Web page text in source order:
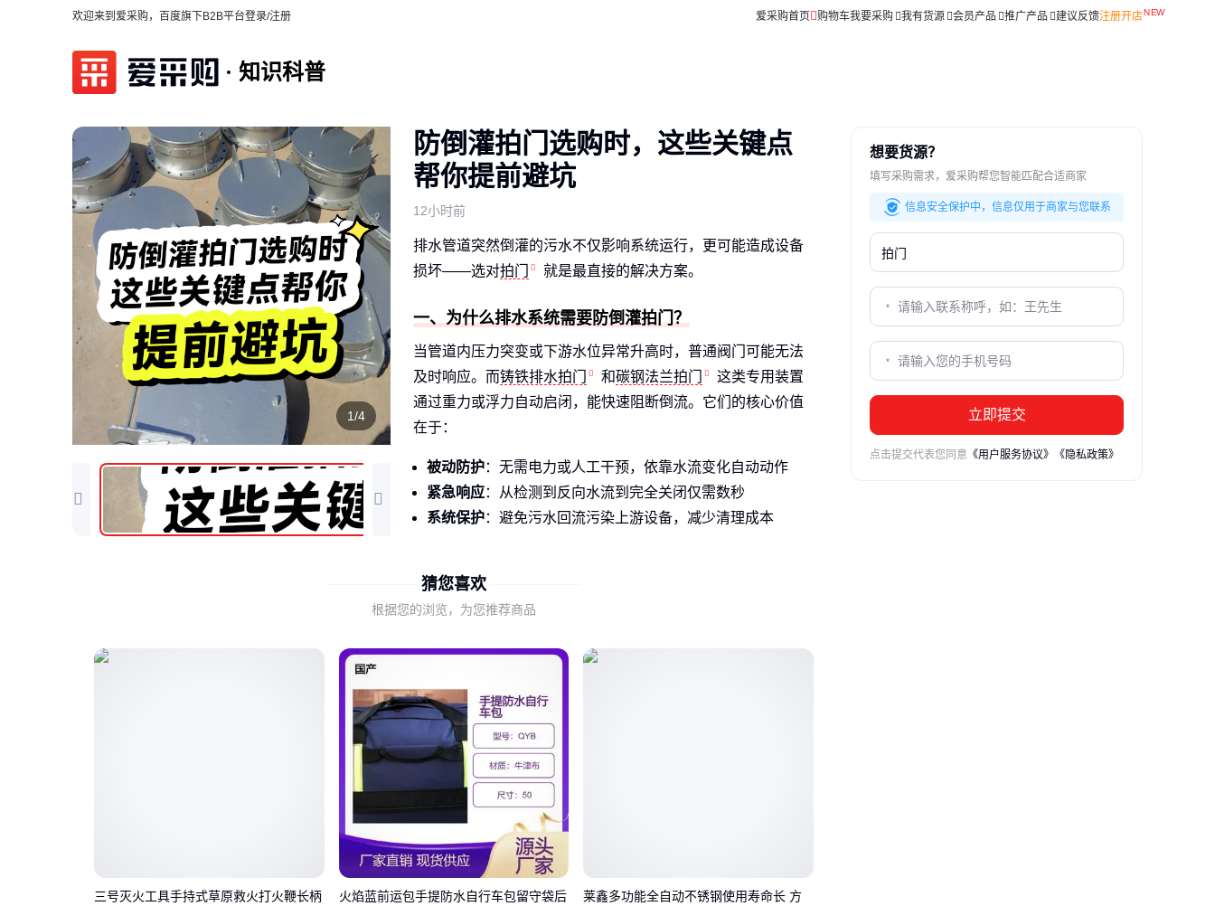
欢迎来到爱采购，百度旗下B2B平台登录/注册 爱采购首页 购物车我要采购 我有货源 会员产品 推广产品 建议反馈注册开店
知识科普
1/4
防倒灌拍门选购时，这些关键点
帮你提前避坑
12小时前
排水管道突然倒灌的污水不仅影响系统运行，更可能造成设备
损坏——选对拍门 就是最直接的解决方案。
一、为什么排水系统需要防倒灌拍门？
当管道内压力突变或下游水位异常升高时，普通阀门可能无法
及时响应。而铸铁排水拍门 和碳钢法兰拍门
这类专用装置
通过重力或浮力自动启闭，能快速阻断倒流。它们的核心价值
在于：
被动防护：无需电力或人工干预，依靠水流变化自动动作
紧急响应：从检测到反向水流到完全关闭仅需数秒
系统保护：避免污水回流污染上游设备，减少清理成本
丝"的作用更为关键。🔧 防倒灌的本质是给排水系统加一道安全
冗余。
二、防倒灌拍门的工作原理与核心优势
主流拍门通过三种机制实现防倒灌功能。以
其铰链结构允许门板单向旋转：正向水流推开阀门，反向水流
则推动门板紧贴密封圈。而
性，长期保持密封面光洁度。
大口径浮箱拍门
箱体空腔提供额外浮力，降低开启阻力
关闭时浮箱下沉增强密封压力
适合水位波动大的河口、泵站等场景
猜您喜欢
根据您的浏览，为您推荐商品
三号灭火工具手持式草原救火打火鞭长柄
火焰蓝前运包手提防水自行车包留守袋后
莱鑫多功能全自动不锈钢使用寿命长 方
想要货源？
填写采购需求，爱采购帮您智能匹配合适商家
信息安全保护中，信息仅用于商家与您联系
立即提交
点击提交代表您同意 《用户服务协议》 《隐私政策》